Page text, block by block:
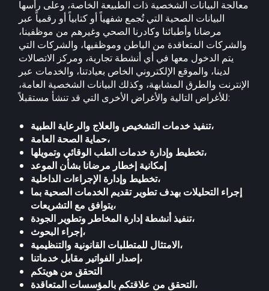
معالجة البيانات الشخصية ذات الطبيعة الخاصة، وعلى رأسها
البيانات الصحية التي تُجمع شفهياً أو كتابياً أو رقمياً عبر
مرضانا وأطبائنا وكادرنا الصحي وغيرهم من موظفينا،
والشركات المتعاقدة من الباطن وموظفيها، والشركات التي
يتم الدخول معها في أي أنشطة تجارية، ومركز الاتصالات
لدينا، والموقع الإلكتروني الخاص بعيادتنا، والخدمات عبر
الإنترنت والطرق المشابهة، وكذلك البيانات الشخصية العامة،
للأغراض التالية والأغراض الأخرى التي قد تنشأ مستقبلاً:
تنفيذ خدمات التشخيص والعلاج والرعاية الطبية،
حماية الصحة العامة،
تخطيط وإدارة خدمات الطب الوقائي وتمويلها،
إمكانية إخطار مرضانا بشأن الموعد
تخطيط وإدارة الإجراءات الداخلية،
إجراء التحليلات بهدف تطوير تقديم الخدمات الصحية بما
يتوافق مع التشريعات،
تنفيذ أنشطة إدارة المخاطر وتطوير الجودة،
إجراء البحوث،
الامتثال للمتطلبات القانونية والتنظيمية،
إصدار الفواتير مقابل خدماتنا،
التحقق من هويتكم
التحقق من علاقتكم بالمؤسسات المتعاقدة،